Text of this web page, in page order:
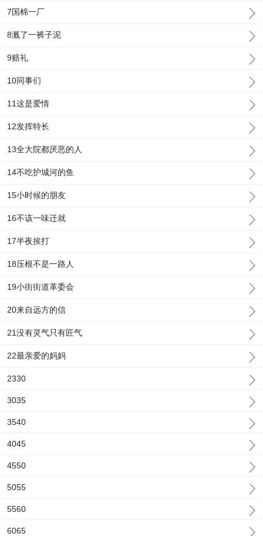
7国棉一厂
8溅了一裤子泥
9赔礼
10同事们
11这是爱情
12发挥特长
13全大院都厌恶的人
14不吃护城河的鱼
15小时候的朋友
16不该一味迁就
17半夜挨打
18压根不是一路人
19小街街道革委会
20来自远方的信
21没有灵气只有匠气
22最亲爱的妈妈
2330
3035
3540
4045
4550
5055
5560
6065